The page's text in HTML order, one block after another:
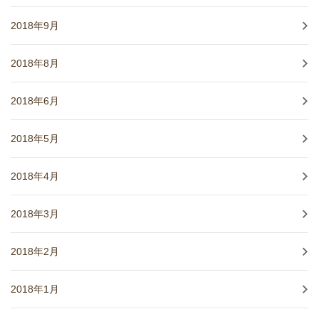
2018年9月
2018年8月
2018年6月
2018年5月
2018年4月
2018年3月
2018年2月
2018年1月